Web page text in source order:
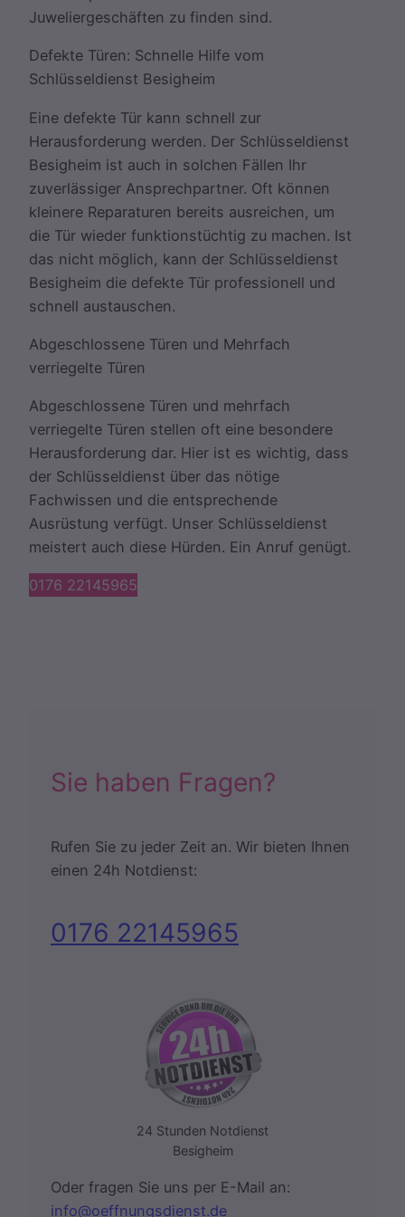
Juweliergeschäften zu finden sind.
Defekte Türen: Schnelle Hilfe vom
Schlüsseldienst Besigheim
Eine defekte Tür kann schnell zur
Herausforderung werden. Der Schlüsseldienst
Besigheim ist auch in solchen Fällen Ihr
zuverlässiger Ansprechpartner. Oft können
kleinere Reparaturen bereits ausreichen, um
die Tür wieder funktionstüchtig zu machen. Ist
das nicht möglich, kann der Schlüsseldienst
Besigheim die defekte Tür professionell und
schnell austauschen.
Abgeschlossene Türen und Mehrfach
verriegelte Türen
Abgeschlossene Türen und mehrfach
verriegelte Türen stellen oft eine besondere
Herausforderung dar. Hier ist es wichtig, dass
der Schlüsseldienst über das nötige
Fachwissen und die entsprechende
Ausrüstung verfügt. Unser Schlüsseldienst
meistert auch diese Hürden. Ein Anruf genügt.
0176 22145965
Sie haben Fragen?
Rufen Sie zu jeder Zeit an. Wir bieten Ihnen
einen 24h Notdienst:
0176 22145965
24 Stunden Notdienst
Besigheim
Oder fragen Sie uns per E-Mail an:
info@oeffnungsdienst.de